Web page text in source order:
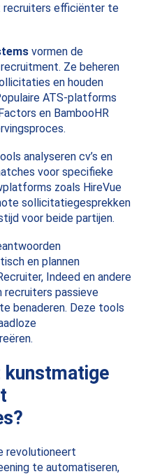
recruiters efficiënter te
vormen de
Ze beheren
en houden
ATS-platforms
en BambooHR
analyseren cv’s en
voor specifieke
zoals HireVue
sollicitatiegesprekken
voor beide partijen.
en plannen
Indeed en andere
passieve
benaderen. Deze tools
kunstmatige
revolutioneert
te automatiseren,